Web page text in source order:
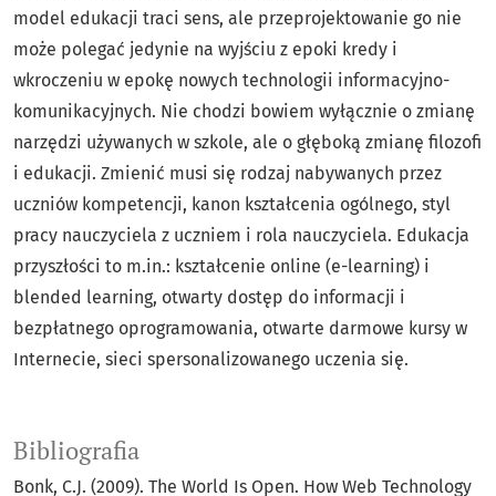
model edukacji traci sens, ale przeprojektowanie go nie
może polegać jedynie na wyjściu z epoki kredy i
wkroczeniu w epokę nowych technologii informacyjno-
komunikacyjnych. Nie chodzi bowiem wyłącznie o zmianę
narzędzi używanych w szkole, ale o głęboką zmianę ﬁlozoﬁ
i edukacji. Zmienić musi się rodzaj nabywanych przez
uczniów kompetencji, kanon kształcenia ogólnego, styl
pracy nauczyciela z uczniem i rola nauczyciela. Edukacja
przyszłości to m.in.: kształcenie online (e-learning) i
blended learning, otwarty dostęp do informacji i
bezpłatnego oprogramowania, otwarte darmowe kursy w
Internecie, sieci spersonalizowanego uczenia się.
Bibliografia
Bonk, C.J. (2009). The World Is Open. How Web Technology